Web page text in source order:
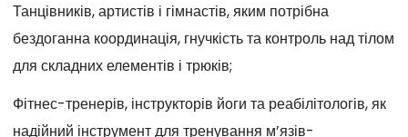
Танцівників, артистів і гімнастів, яким потрібна
бездоганна координація, гнучкість та контроль над тілом
для складних елементів і трюків;
Фітнес-тренерів, інструкторів йоги та реабілітологів, як
надійний інструмент для тренування м’язів-